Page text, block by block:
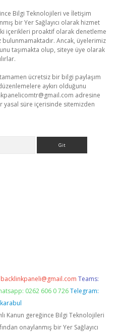
Bilgi Teknolojileri ve İletişim
bir Yer Sağlayıcı olarak hizmet
içerikleri proaktif olarak denetleme
Ancak, üyelerimiz
taşımakta olup, siteye üye olarak
ücretsiz bir bilgi paylaşım
aykırı olduğunu
adresine
süre içerisinde sitemizden
backlinkpaneli@gmail.com Teams:
0262 606 0 726 Telegram:
Kanun gereğince Bilgi Teknolojileri
onaylanmış bir Yer Sağlayıcı